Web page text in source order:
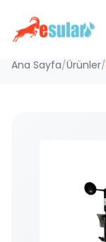
Ana Sayfa/Ürünler/